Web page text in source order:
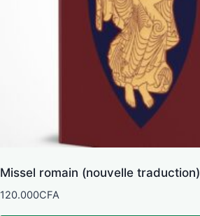
Missel romain (nouvelle traduction)
120.000CFA